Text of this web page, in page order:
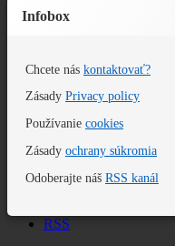
Infobox
Chcete nás kontaktovať?
Zásady Privacy policy
Používanie cookies
Zásady ochrany súkromia
Odoberajte náš RSS kanál
RSS